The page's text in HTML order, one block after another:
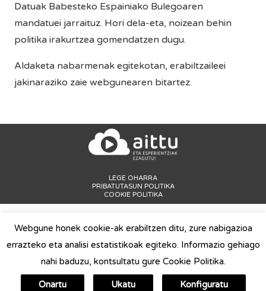
Datuak Babesteko Espainiako Bulegoaren
mandatuei jarraituz. Hori dela-eta, noizean behin
politika irakurtzea gomendatzen dugu.
Aldaketa nabarmenak egitekotan, erabiltzaileei
jakinaraziko zaie webgunearen bitartez.
LEGE OHARRA
PRIBATUTASUN POLITIKA
COOKIE POLITIKA
Webgune honek cookie-ak erabiltzen ditu, zure nabigazioa
errazteko eta analisi estatistikoak egiteko. Informazio gehiago
nahi baduzu, kontsultatu gure Cookie Politika.
Onartu Ukatu Konfiguratu